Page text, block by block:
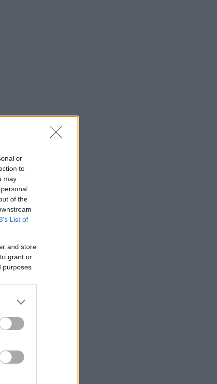
or
to
may
of the
List of
and store
grant or
purposes